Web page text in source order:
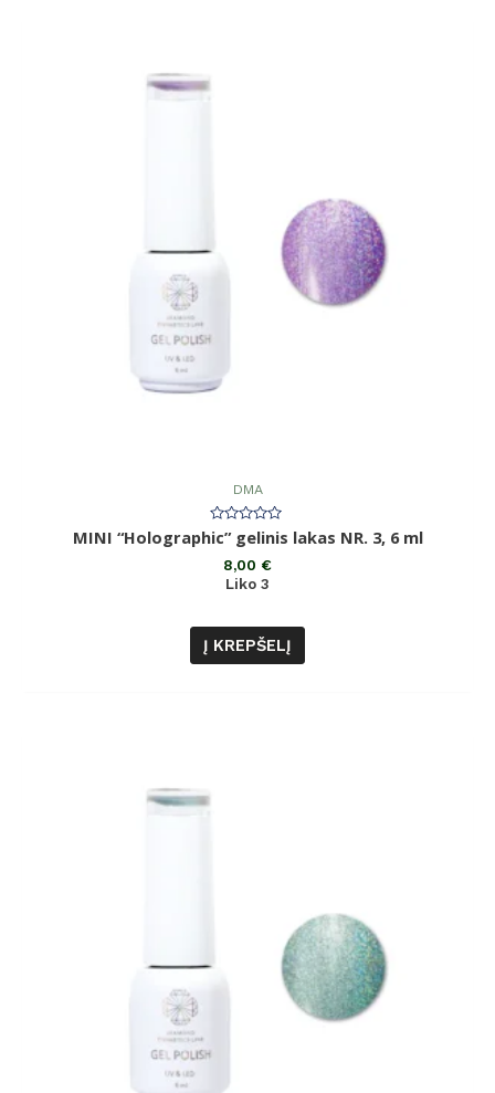
DMA
Įvertinimas:
0
MINI “Holographic” gelinis lakas NR. 3, 6 ml
8,00 €
Liko 3
Į KREPŠELĮ